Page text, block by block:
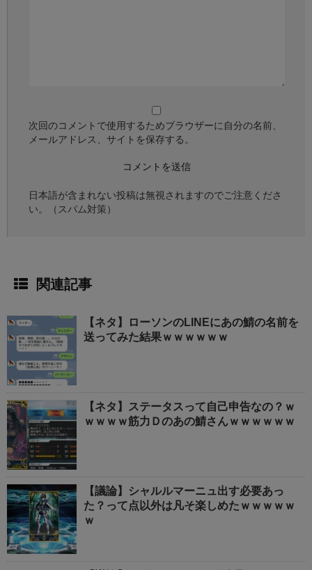
次回のコメントで使用するためブラウザーに自分の名前、
メールアドレス、サイトを保存する。
日本語が含まれない投稿は無視されますのでご注意くださ
い。（スパム対策）
関連記事
【ネタ】ローソンのLINEにあの鯖の名前を
送ってみた結果ｗｗｗｗｗｗ
【ネタ】ステータスって自己申告なの？ｗ
ｗｗｗｗ筋力Ｄのあの鯖さんｗｗｗｗｗｗ
【議論】シャルルマーニュ出す必要あっ
た？って点以外は凡そ楽しめたｗｗｗｗｗ
ｗ